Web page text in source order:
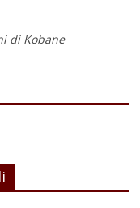
di Kobane